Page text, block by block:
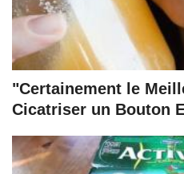
"Certainement le
Cicatriser un Bouton